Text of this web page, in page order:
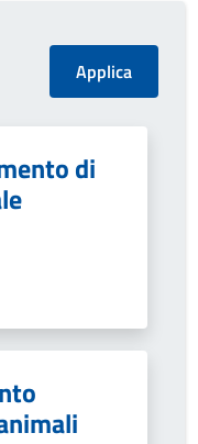
di